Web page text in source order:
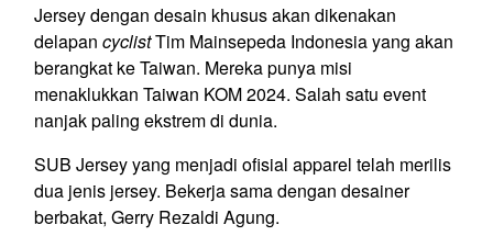
Jersey dengan desain khusus akan dikenakan
delapan cyclistTim Mainsepeda Indonesia yang akan
berangkat ke Taiwan. Mereka punya misi
menaklukkan Taiwan KOM 2024. Salah satu event
nanjak paling ekstrem di dunia.
SUB Jersey yang menjadi ofisial apparel telah merilis
dua jenis jersey. Bekerja sama dengan desainer
berbakat, Gerry Rezaldi Agung.